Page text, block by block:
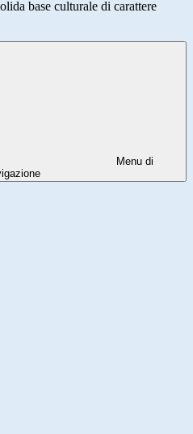
base culturale di carattere
Menu di